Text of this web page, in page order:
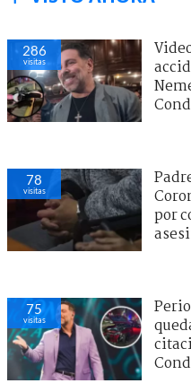
286
visitas
78
visitas
por
75
visitas